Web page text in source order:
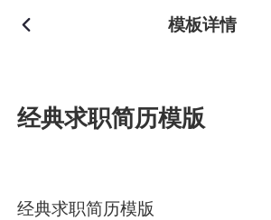
模板详情
经典求职简历模版
经典求职简历模版